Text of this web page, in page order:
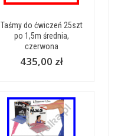
Taśmy do ćwiczeń 25szt
po 1,5m średnia,
czerwona
435,00 zł